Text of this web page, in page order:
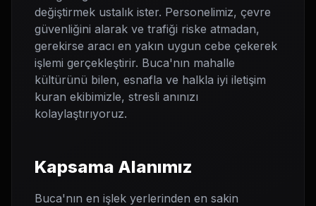
değiştirmek ustalık ister. Personelimiz, çevre
güvenliğini alarak ve trafiği riske atmadan,
gerekirse aracı en yakın uygun cebe çekerek
işlemi gerçekleştirir. Buca'nın mahalle
kültürünü bilen, esnafla ve halkla iyi iletişim
kuran ekibimizle, stresli anınızı
kolaylaştırıyoruz.
Kapsama Alanımız
Buca'nın en işlek yerlerinden en sakin